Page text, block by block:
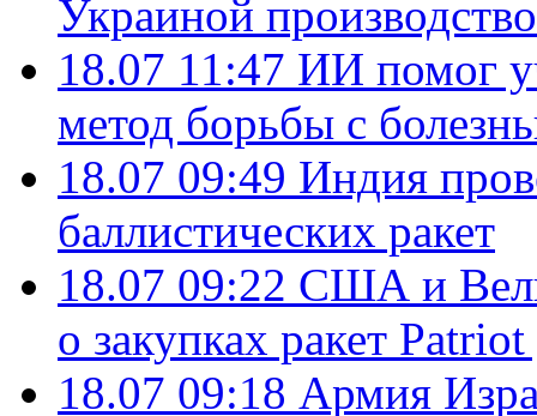
Украиной
18.07 11:47 ИИ помог
метод борьбы с
18.07 09:49 Индия
баллистических ракет
18.07 09:22 США и
о закупках ракет
18.07 09:18 Армия